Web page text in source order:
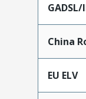
GADSL/
China
EU ELV